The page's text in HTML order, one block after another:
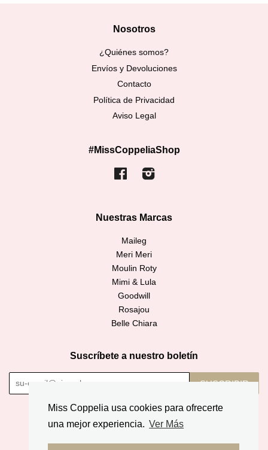
Miss Coppelia usa cookies para ofrecerte
una mejor experiencia. Ver Más
Nosotros
¿Quiénes somos?
Envíos y Devoluciones
Contacto
Política de Privacidad
Aviso Legal
#MissCoppeliaShop
FacebookInstagram
Nuestras Marcas
Maileg
Meri Meri
Moulin Roty
Mimi & Lula
Goodwill
Rosajou
Belle Chiara
Suscríbete a nuestro boletín
SUSCRIBIR
Copyright © 2026, Miss Coppelia